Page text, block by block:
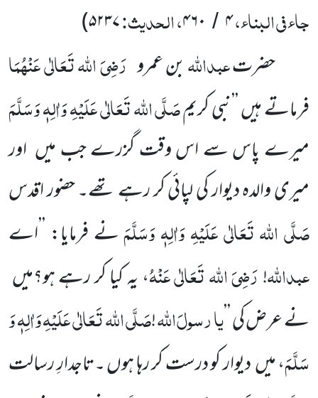
جاء فی البناء،۴ / ۴۶۰، الحدیث:۵۲۳۷)
حضرتعبداللہبن عمرو رَضِیَ اللہ تَعَالٰی عَنْہُمَا
فرماتے ہیں ’’نبی کریمصَلَّی اللہ تَعَالٰی عَلَیْہِ وَاٰلِہٖ وَسَلَّمَ
میرے پاسسے اس وقت گزرے جب میں اور
میری والدہ دیوار کی لپائی کر رہے تھے۔ حضور اقدس
صَلَّی اللہ تَعَالٰی عَلَیْہِ وَاٰلِہٖ وَسَلَّمَنے فرمایا: ’’اے
عبداللہ!رَضِیَ اللہ تَعَالٰی عَنْہُ، یہ کیا کر رہے ہو؟میں
نے عرض کی ’’یارسولَاللہ!صَلَّی اللہ تَعَالٰی عَلَیْہِ وَاٰلِہٖ وَ
سَلَّمَ، میں دیوار کو درست کر رہا ہوں ۔تاجدارِ رسالت